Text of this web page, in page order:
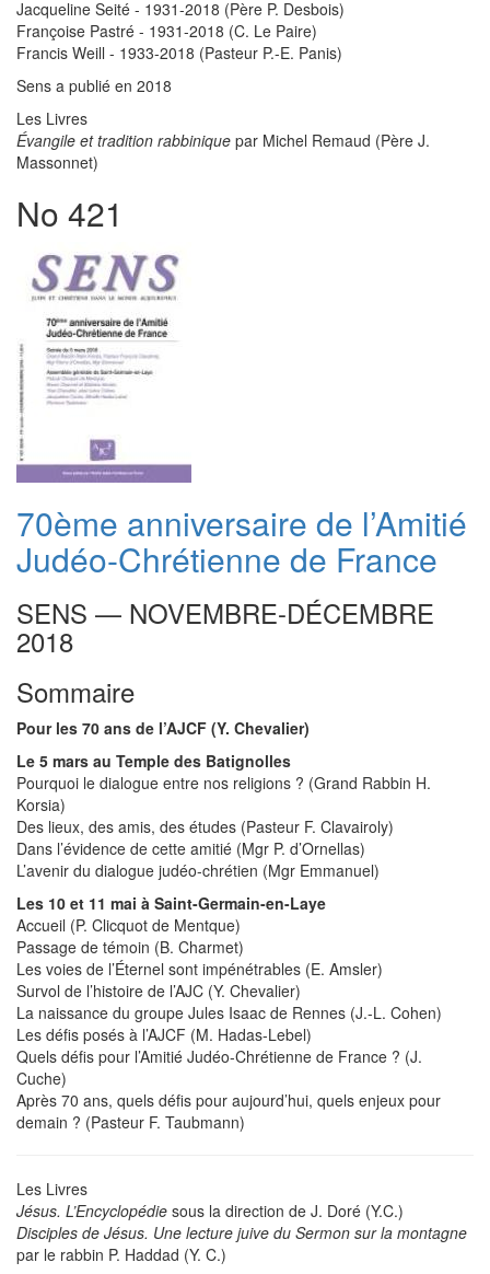
Jacqueline Seité - 1931-2018 (Père P. Desbois)
Françoise Pastré - 1931-2018 (C. Le Paire)
Francis Weill - 1933-2018 (Pasteur P.-E. Panis)
Sens a publié en 2018
Les Livres
Évangile et tradition rabbinique par Michel Remaud (Père J.
Massonnet)
No 421
70ème anniversaire de l’Amitié
Judéo-Chrétienne de France
SENS — NOVEMBRE-DÉCEMBRE
2018
Sommaire
Pour les 70 ans de l’AJCF (Y. Chevalier)
Le 5 mars au Temple des Batignolles
Pourquoi le dialogue entre nos religions ? (Grand Rabbin H.
Korsia)
Des lieux, des amis, des études (Pasteur F. Clavairoly)
Dans l’évidence de cette amitié (Mgr P. d’Ornellas)
L’avenir du dialogue judéo-chrétien (Mgr Emmanuel)
Les 10 et 11 mai à Saint-Germain-en-Laye
Accueil (P. Clicquot de Mentque)
Passage de témoin (B. Charmet)
Les voies de l’Éternel sont impénétrables (E. Amsler)
Survol de l’histoire de l’AJC (Y. Chevalier)
La naissance du groupe Jules Isaac de Rennes (J.-L. Cohen)
Les défis posés à l’AJCF (M. Hadas-Lebel)
Quels défis pour l’Amitié Judéo-Chrétienne de France ? (J.
Cuche)
Après 70 ans, quels défis pour aujourd’hui, quels enjeux pour
demain ? (Pasteur F. Taubmann)
Les Livres
Jésus. L’Encyclopédie sous la direction de J. Doré (Y.C.)
Disciples de Jésus. Une lecture juive du Sermon sur la montagne
par le rabbin P. Haddad (Y. C.)